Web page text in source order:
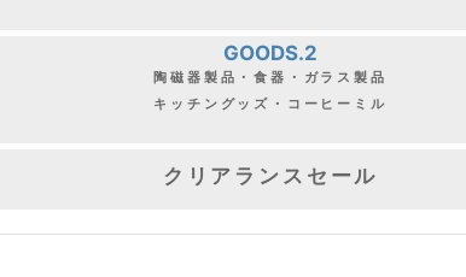
GOODS.2
陶磁器製品・食器・ガラス製品
キッチングッズ・コーヒーミル
クリアランスセール